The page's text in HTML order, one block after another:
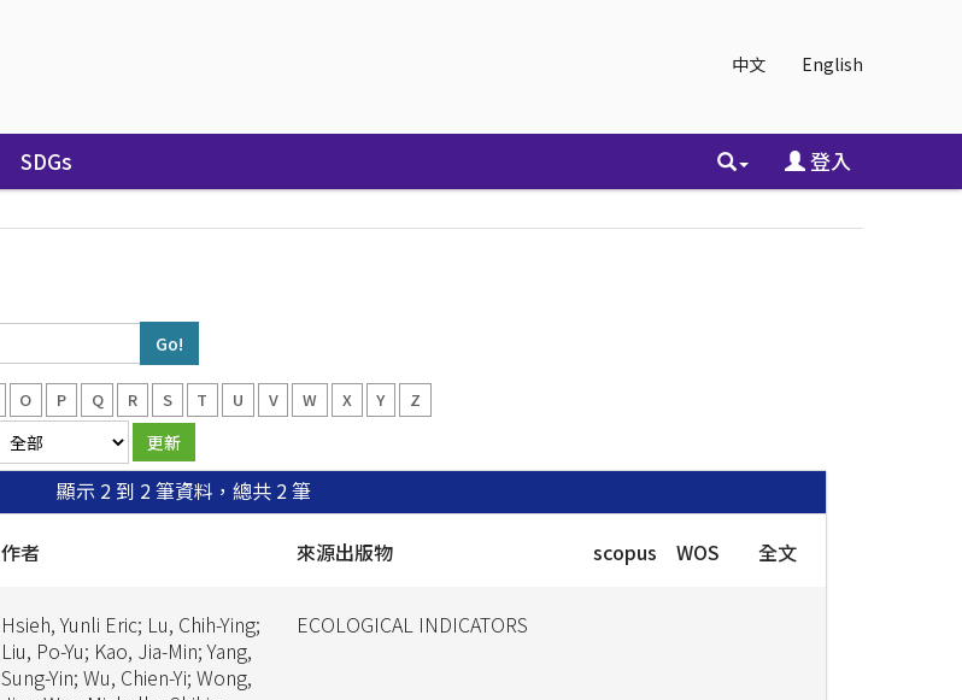
中文 English
SDGs 登入
O P Q R S T U V W X Y Z
顯示 2 到 2 筆資料，總共 2 筆
作者 來源出版物 scopus WOS 全文
Hsieh, Yunli Eric; Lu, Chih-Ying;
Liu, Po-Yu; Kao, Jia-Min; Yang,
Sung-Yin; Wu, Chien-Yi; Wong,
ECOLOGICAL INDICATORS